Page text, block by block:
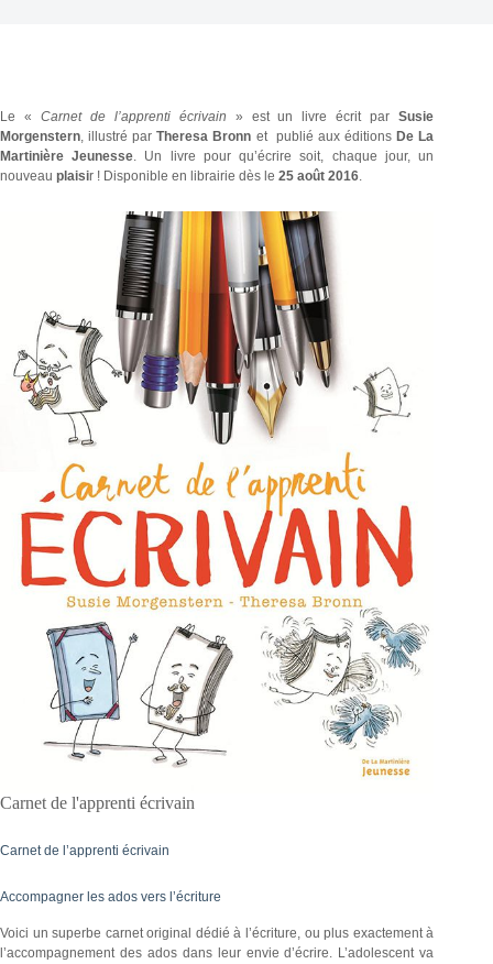
Le « Carnet de l’apprenti écrivain » est un livre écrit parSusie
Morgenstern, illustré parTheresa Bronn et publié aux éditions De La
Martinière Jeunesse. Un livre pour qu’écrire soit, chaque jour, un
nouveau plaisir ! Disponible en librairie dès le 25 août 2016.
Carnet de l'apprenti écrivain
Carnet de l’apprenti écrivain
Accompagner les ados vers l’écriture
Voici un superbe carnet original dédié à l’écriture, ou plus exactement à
l’accompagnement des ados dans leur envie d’écrire. L’adolescent va